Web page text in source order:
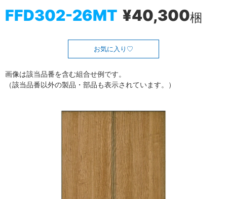
FFD302-26MT ¥40,300梱
お気に入り
画像は該当品番を含む組合せ例です。
（該当品番以外の製品・部品も表示されています。）